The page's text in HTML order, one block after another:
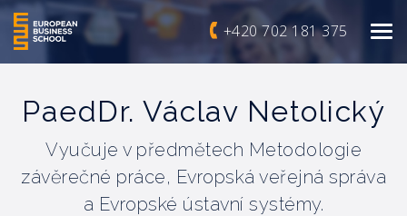
+420 702 181 375
PaedDr. Václav Netolický
Vyučuje v předmětech Metodologie
závěrečné práce, Evropská veřejná správa
a Evropské ústavní systémy.